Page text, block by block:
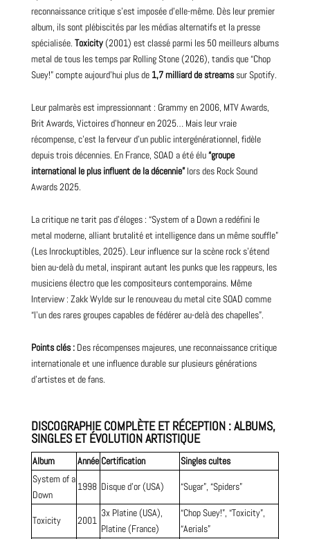
reconnaissance critique s’est imposée d’elle-même. Dès leur premier
album, ils sont plébiscités par les médias alternatifs et lapresse
spécialisée. Toxicity(2001) est classé parmi les 50meilleurs albums
metal de tous les temps par Rolling Stone (2026), tandis que “Chop
Suey!” compte aujourd’hui plus de 1,7 milliard de streamssurSpotify.
Leur palmarès est impressionnant : Grammy en 2006, MTV Awards,
Brit Awards, Victoires d’honneur en 2025… Mais leur vraie
récompense, c’est la ferveur d’un public intergénérationnel, fidèle
depuis trois décennies. En France, SOAD a été élu“groupe
international le plus influent de la décennie”lors des Rock Sound
Awards 2025.
La critique ne tarit pas d’éloges : “System of a Down a redéfini le
metal moderne, alliant brutalité et intelligence dans un même souffle”
(Les Inrockuptibles, 2025). Leur influence sur la scène rock s’étend
bien au-delà du metal, inspirant autant les punks que les rappeurs, les
musiciens électro que les compositeurs contemporains. Même
Interview : Zakk Wylde sur le renouveau du metal cite SOAD comme
“l’un des rares groupes capables de fédérer au-delà des chapelles”.
Points clés :Des récompenses majeures, une reconnaissance critique
internationale et une influence durable sur plusieurs générations
d’artistes et de fans.
DISCOGRAPHIE COMPLÈTE ET RÉCEPTION : ALBUMS,
SINGLES ET ÉVOLUTION ARTISTIQUE
Album Année Certification
Singles cultes
System of a
Down
1998 Disque d’or (USA) “Sugar”, “Spiders”
Toxicity 2001
3x Platine (USA),
Platine (France)
“Chop Suey!”, “Toxicity”,
“Aerials”